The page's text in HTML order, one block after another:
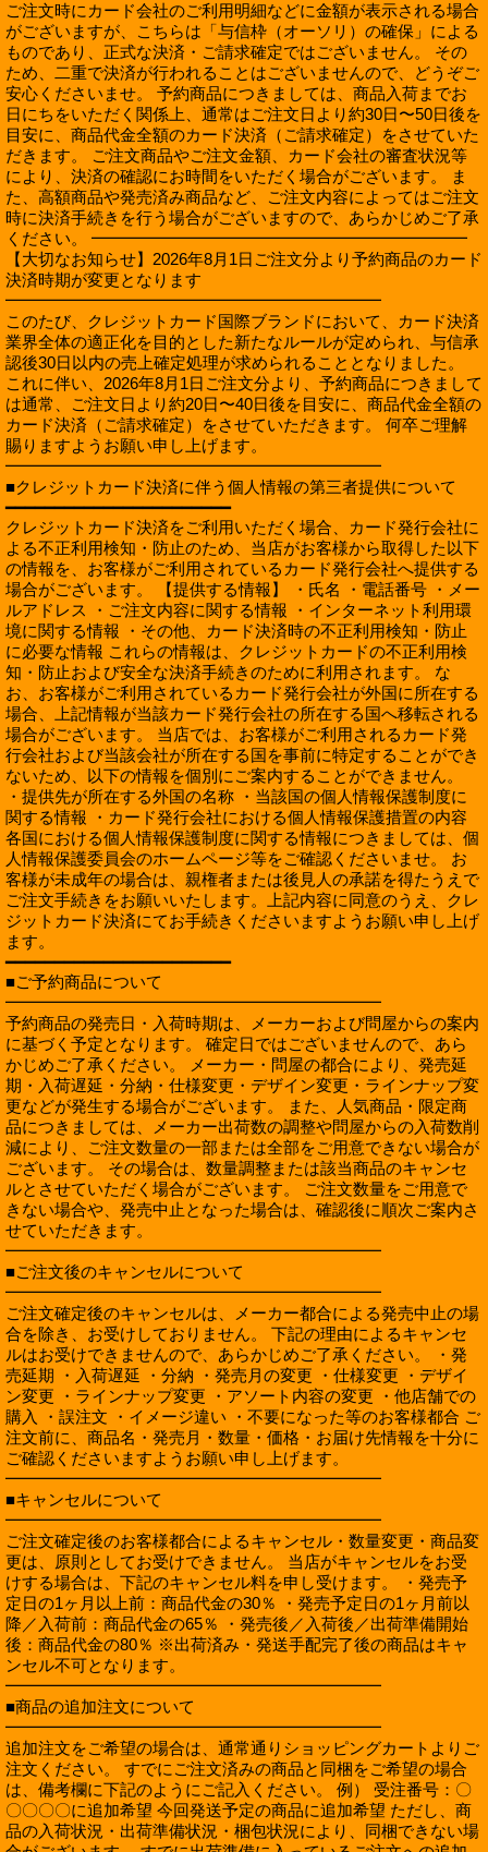
ご注文時にカード会社のご利用明細などに金額が表示される場合
がございますが、こちらは「与信枠（オーソリ）の確保」による
ものであり、正式な決済・ご請求確定ではございません。 その
ため、二重で決済が行われることはございませんので、どうぞご
安心くださいませ。 予約商品につきましては、商品入荷までお
日にちをいただく関係上、通常はご注文日より約30日〜50日後を
目安に、商品代金全額のカード決済（ご請求確定）をさせていた
だきます。 ご注文商品やご注文金額、カード会社の審査状況等
により、決済の確認にお時間をいただく場合がございます。 ま
た、高額商品や発売済み商品など、ご注文内容によってはご注文
時に決済手続きを行う場合がございますので、あらかじめご了承
ください。 ━━━━━━━━━━━━━━━━━━━━━━━
【大切なお知らせ】2026年8月1日ご注文分より予約商品のカード
決済時期が変更となります
━━━━━━━━━━━━━━━━━━━━━━━
このたび、クレジットカード国際ブランドにおいて、カード決済
業界全体の適正化を目的とした新たなルールが定められ、与信承
認後30日以内の売上確定処理が求められることとなりました。
これに伴い、2026年8月1日ご注文分より、予約商品につきまして
は通常、ご注文日より約20日〜40日後を目安に、商品代金全額の
カード決済（ご請求確定）をさせていただきます。 何卒ご理解
賜りますようお願い申し上げます。
━━━━━━━━━━━━━━━━━━━━━━━
■クレジットカード決済に伴う個人情報の第三者提供について
━━━━━━━━━━━━━━━━━━━━━━━
クレジットカード決済をご利用いただく場合、カード発行会社に
よる不正利用検知・防止のため、当店がお客様から取得した以下
の情報を、お客様がご利用されているカード発行会社へ提供する
場合がございます。 【提供する情報】 ・氏名 ・電話番号 ・メー
ルアドレス ・ご注文内容に関する情報 ・インターネット利用環
境に関する情報 ・その他、カード決済時の不正利用検知・防止
に必要な情報 これらの情報は、クレジットカードの不正利用検
知・防止および安全な決済手続きのために利用されます。 な
お、お客様がご利用されているカード発行会社が外国に所在する
場合、上記情報が当該カード発行会社の所在する国へ移転される
場合がございます。 当店では、お客様がご利用されるカード発
行会社および当該会社が所在する国を事前に特定することができ
ないため、以下の情報を個別にご案内することができません。
・提供先が所在する外国の名称 ・当該国の個人情報保護制度に
関する情報 ・カード発行会社における個人情報保護措置の内容
各国における個人情報保護制度に関する情報につきましては、個
人情報保護委員会のホームページ等をご確認くださいませ。 お
客様が未成年の場合は、親権者または後見人の承諾を得たうえで
ご注文手続きをお願いいたします。上記内容に同意のうえ、クレ
ジットカード決済にてお手続きくださいますようお願い申し上げ
ます。
━━━━━━━━━━━━━━━━━━━━━━━
■ご予約商品について
━━━━━━━━━━━━━━━━━━━━━━━
予約商品の発売日・入荷時期は、メーカーおよび問屋からの案内
に基づく予定となります。 確定日ではございませんので、あら
かじめご了承ください。 メーカー・問屋の都合により、発売延
期・入荷遅延・分納・仕様変更・デザイン変更・ラインナップ変
更などが発生する場合がございます。 また、人気商品・限定商
品につきましては、メーカー出荷数の調整や問屋からの入荷数削
減により、ご注文数量の一部または全部をご用意できない場合が
ございます。 その場合は、数量調整または該当商品のキャンセ
ルとさせていただく場合がございます。 ご注文数量をご用意で
きない場合や、発売中止となった場合は、確認後に順次ご案内さ
せていただきます。
━━━━━━━━━━━━━━━━━━━━━━━
■ご注文後のキャンセルについて
━━━━━━━━━━━━━━━━━━━━━━━
ご注文確定後のキャンセルは、メーカー都合による発売中止の場
合を除き、お受けしておりません。 下記の理由によるキャンセ
ルはお受けできませんので、あらかじめご了承ください。 ・発
売延期 ・入荷遅延 ・分納 ・発売月の変更 ・仕様変更 ・デザイ
ン変更 ・ラインナップ変更 ・アソート内容の変更 ・他店舗での
購入 ・誤注文 ・イメージ違い ・不要になった等のお客様都合 ご
注文前に、商品名・発売月・数量・価格・お届け先情報を十分に
ご確認くださいますようお願い申し上げます。
━━━━━━━━━━━━━━━━━━━━━━━
■キャンセルについて
━━━━━━━━━━━━━━━━━━━━━━━
ご注文確定後のお客様都合によるキャンセル・数量変更・商品変
更は、原則としてお受けできません。 当店がキャンセルをお受
けする場合は、下記のキャンセル料を申し受けます。 ・発売予
定日の1ヶ月以上前：商品代金の30％ ・発売予定日の1ヶ月前以
降／入荷前：商品代金の65％ ・発売後／入荷後／出荷準備開始
後：商品代金の80％ ※出荷済み・発送手配完了後の商品はキャ
ンセル不可となります。
━━━━━━━━━━━━━━━━━━━━━━━
■商品の追加注文について
━━━━━━━━━━━━━━━━━━━━━━━
追加注文をご希望の場合は、通常通りショッピングカートよりご
注文ください。 すでにご注文済みの商品と同梱をご希望の場合
は、備考欄に下記のようにご記入ください。 例） 受注番号：〇
〇〇〇〇に追加希望 今回発送予定の商品に追加希望 ただし、商
品の入荷状況・出荷準備状況・梱包状況により、同梱できない場